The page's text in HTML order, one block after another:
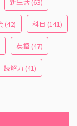
(42) 科目 (141)
英語 (47)
読解力 (41)